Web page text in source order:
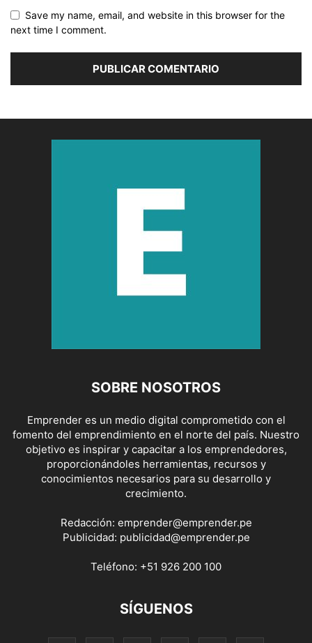
Save my name, email, and website in this browser for the
next time I comment.
SOBRE NOSOTROS
Emprender es un medio digital comprometido con el
fomento del emprendimiento en el norte del país. Nuestro
objetivo es inspirar y capacitar a los emprendedores,
proporcionándoles herramientas, recursos y
conocimientos necesarios para su desarrollo y
crecimiento.
Redacción: emprender@emprender.pe
Publicidad: publicidad@emprender.pe
Teléfono: +51 926 200 100
SÍGUENOS